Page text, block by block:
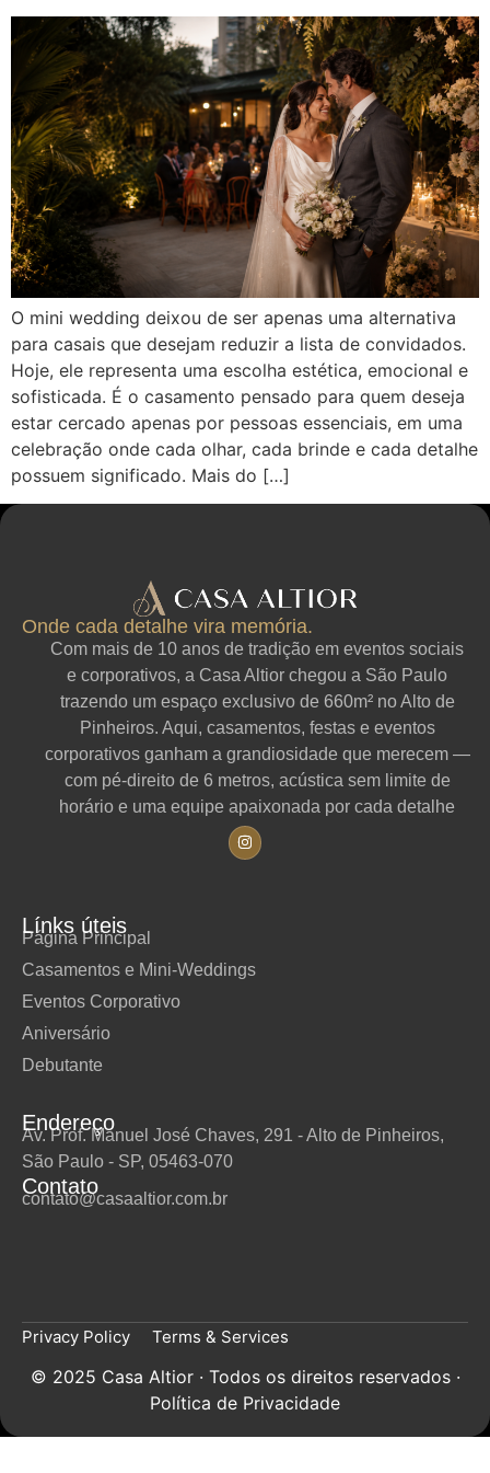
O mini wedding deixou de ser apenas uma alternativa
para casais que desejam reduzir a lista de convidados.
Hoje, ele representa uma escolha estética, emocional e
sofisticada. É o casamento pensado para quem deseja
estar cercado apenas por pessoas essenciais, em uma
celebração onde cada olhar, cada brinde e cada detalhe
possuem significado. Mais do […]
Onde cada detalhe vira memória.
Com mais de 10 anos de tradição em eventos sociais
e corporativos, a Casa Altior chegou a São Paulo
trazendo um espaço exclusivo de 660m² no Alto de
Pinheiros. Aqui, casamentos, festas e eventos
corporativos ganham a grandiosidade que merecem —
com pé-direito de 6 metros, acústica sem limite de
horário e uma equipe apaixonada por cada detalhe
Línks úteis
Página Principal
Casamentos e Mini-Weddings
Eventos Corporativo
Aniversário
Debutante
Endereço
Av. Prof. Manuel José Chaves, 291 - Alto de Pinheiros,
São Paulo - SP, 05463-070
Contato
contato@casaaltior.com.br
© 2025 Casa Altior · Todos os direitos reservados ·
Política de Privacidade
Privacy Policy Terms & Services